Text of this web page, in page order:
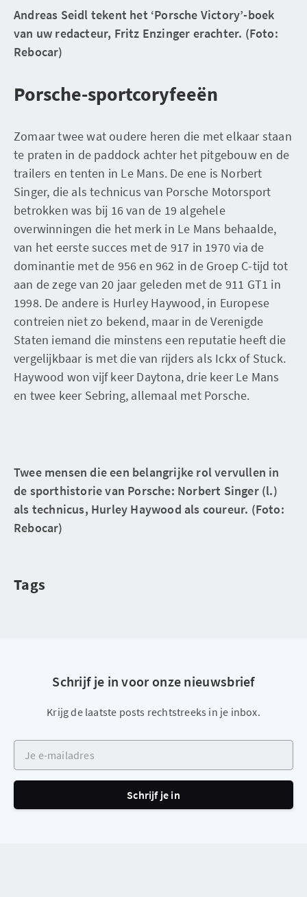
Andreas Seidl tekent het ‘Porsche Victory’-boek
van uw redacteur, Fritz Enzinger erachter. (Foto:
Rebocar)
Porsche-sportcoryfeeën
Zomaar twee wat oudere heren die met elkaar staan
te praten in de paddock achter het pitgebouw en de
trailers en tenten in Le Mans. De ene is Norbert
Singer, die als technicus van Porsche Motorsport
betrokken was bij 16 van de 19 algehele
overwinningen die het merk in Le Mans behaalde,
van het eerste succes met de 917 in 1970 via de
dominantie met de 956 en 962 in de Groep C-tijd tot
aan de zege van 20 jaar geleden met de 911 GT1 in
1998. De andere is Hurley Haywood, in Europese
contreien niet zo bekend, maar in de Verenigde
Staten iemand die minstens een reputatie heeft die
vergelijkbaar is met die van rijders als Ickx of Stuck.
Haywood won vijf keer Daytona, drie keer Le Mans
en twee keer Sebring, allemaal met Porsche.
Twee mensen die een belangrijke rol vervullen in
de sporthistorie van Porsche: Norbert Singer (l.)
als technicus, Hurley Haywood als coureur. (Foto:
Rebocar)
Tags
Schrijf je in voor onze nieuwsbrief
Krijg de laatste posts rechtstreeks in je inbox.
Je e-mailadres
Schrijf je in